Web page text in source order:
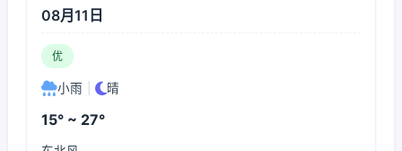
08月11日
优
小雨 晴
15° ~ 27°